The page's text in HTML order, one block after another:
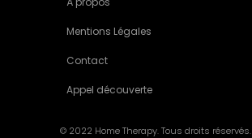
Mentions Légales
Contact
Appel découverte
© 2022 Home Therapy. Tous droits réservés.